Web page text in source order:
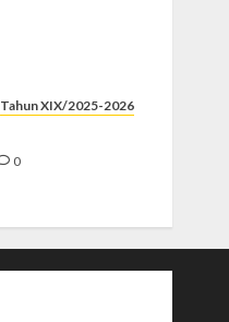
Tahun XIX/2025-2026
0